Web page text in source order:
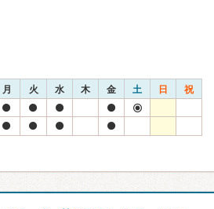
月 火 水 木 金 土 日 祝